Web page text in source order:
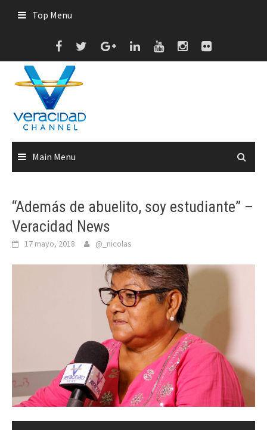
Top Menu
Main Menu
“Además de abuelito, soy estudiante” –
Veracidad News
17 mayo, 2018 @_nicolas